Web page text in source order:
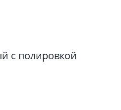
с полировкой